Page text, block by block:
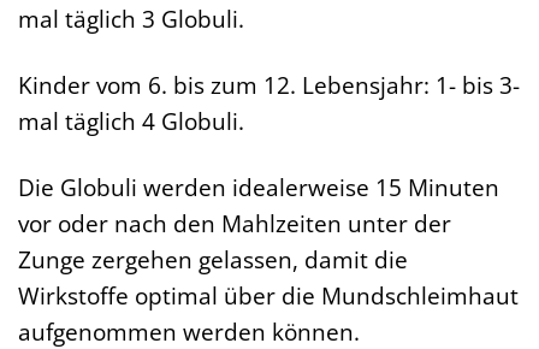
mal täglich 3 Globuli.
Kinder vom 6. bis zum 12. Lebensjahr: 1- bis 3-
mal täglich 4 Globuli.
Die Globuli werden idealerweise 15 Minuten
vor oder nach den Mahlzeiten unter der
Zunge zergehen gelassen, damit die
Wirkstoffe optimal über die Mundschleimhaut
aufgenommen werden können.